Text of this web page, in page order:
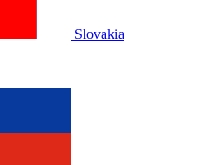
Slovakia